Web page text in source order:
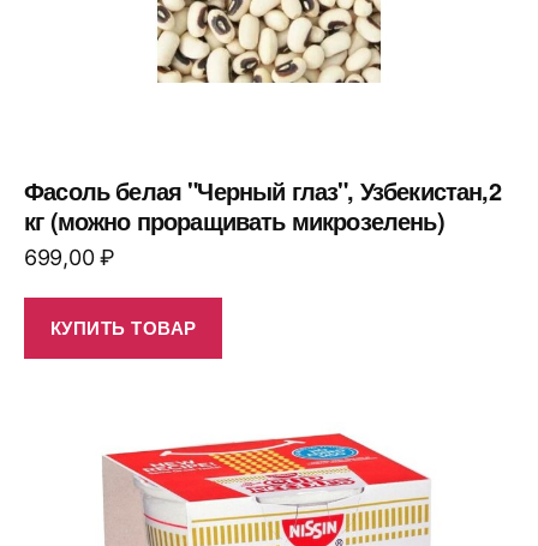
Фасоль белая "Черный глаз", Узбекистан,2
кг (можно проращивать микрозелень)
699,00₽
КУПИТЬ ТОВАР